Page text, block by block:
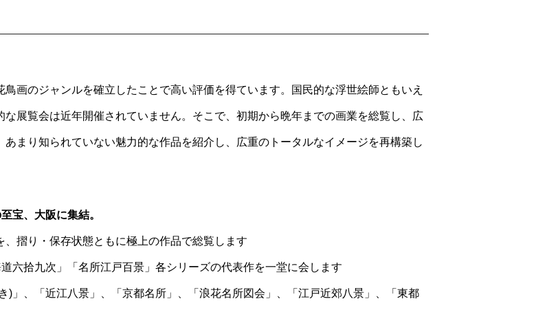
画のジャンルを確立したことで高い評価を得ています。国民的な浮世絵師ともいえ
展覧会は近年開催されていません。そこで、初期から晩年までの画業を総覧し、広
まり知られていない魅力的な作品を紹介し、広重のトータルなイメージを再構築し
宝、大阪に集結。
摺り・保存状態ともに極上の作品で総覧します
六拾九次」「名所江戸百景」各シリーズの代表作を一堂に会します
」、「近江八景」、「京都名所」、「浪花名所図会」、「江戸近郊八景」、「東都